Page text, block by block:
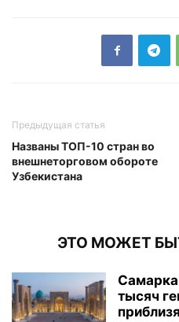
Предыдущая статья
Названы ТОП-10 стран во
внешнеторговом обороте
Узбекистана
ЭТО МОЖЕТ
тысяч